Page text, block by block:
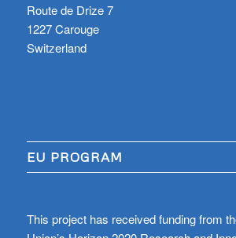
Route de Drize 7
1227 Carouge
Switzerland
EU PROGRAM
This project has received funding from